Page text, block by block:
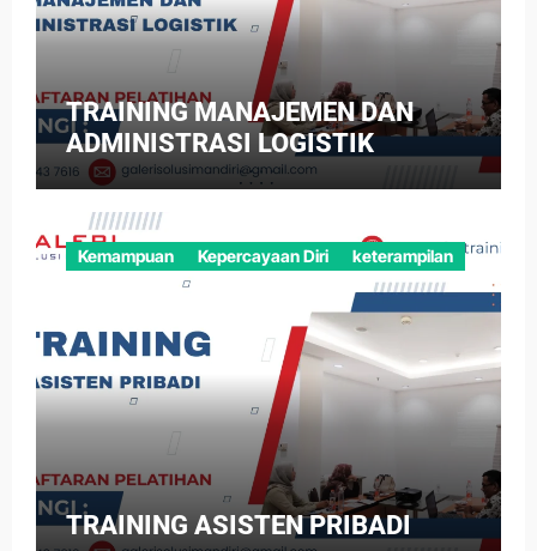
TRAINING MANAJEMEN DAN
ADMINISTRASI LOGISTIK
Kemampuan Kepercayaan Diri keterampilan
TRAINING ASISTEN PRIBADI